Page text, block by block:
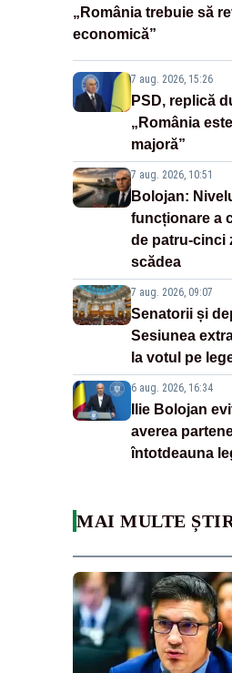
„România trebuie să
economică”
7 aug. 2026, 15:26
PSD, replică
„România
majoră”
7 aug. 2026, 10:51
Bolojan:
funcționare a
de patru-cinci
scădea
7 aug. 2026, 09:07
Senatorii și
Sesiunea
la votul pe
6 aug. 2026, 16:34
Ilie Bolojan
averea
întotdeauna
MAI MULTE